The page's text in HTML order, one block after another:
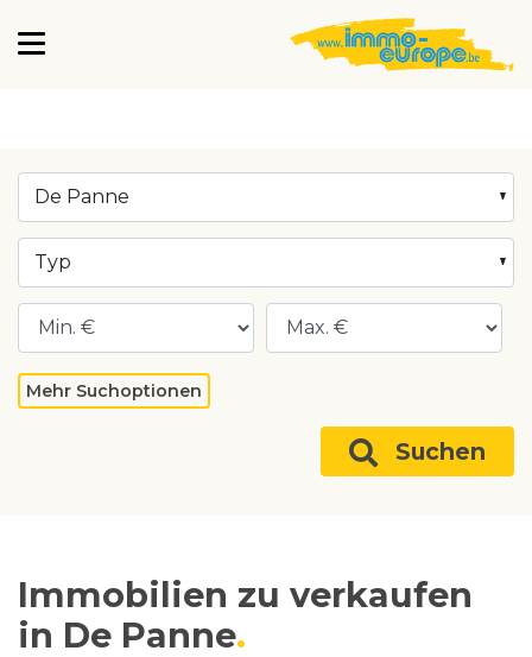
De Panne
Typ
Mehr Suchoptionen
Suchen
Immobilien zu verkaufen
in De Panne